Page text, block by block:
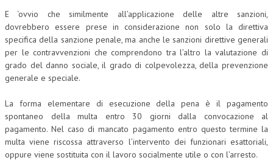
E ‘ovvio che similmente all’applicazione delle altre sanzioni,
dovrebbero essere prese in considerazione non solo la direttiva
specifica della sanzione penale, ma anche le sanzioni direttive generali
per le contravvenzioni che comprendono tra l’altro la valutazione di
grado del danno sociale, il grado di colpevolezza, della prevenzione
generale e speciale.
La forma elementare di esecuzione della pena è il pagamento
spontaneo della multa entro 30 giorni dalla convocazione al
pagamento. Nel caso di mancato pagamento entro questo termine la
multa viene riscossa attraverso l’intervento dei funzionari esattoriali,
oppure viene sostituita con il lavoro socialmente utile o con l’arresto.